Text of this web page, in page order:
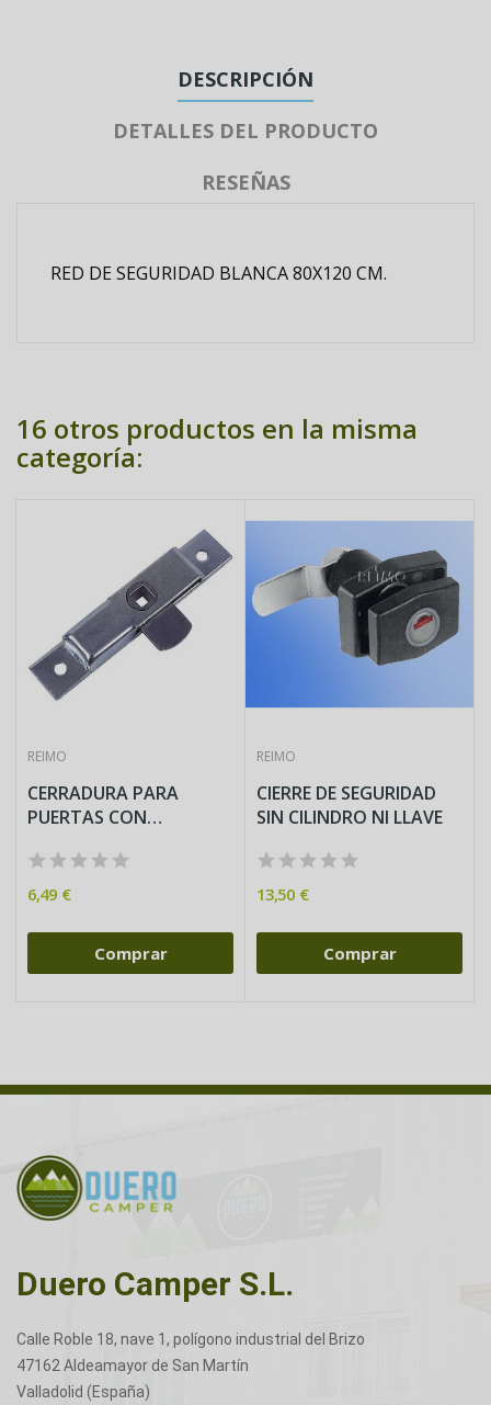
DESCRIPCIÓN
DETALLES DEL PRODUCTO
RESEÑAS
RED DE SEGURIDAD BLANCA 80X120 CM.
16 otros productos en la misma
categoría:
REIMO
CERRADURA PARA
PUERTAS CON
6,49 €
Comprar
REIMO
CIERRE DE SEGURIDAD
SIN CILINDRO NI LLAVE
13,50 €
Comprar
Duero Camper S.L.
Calle Roble 18, nave 1, polígono industrial del Brizo
47162 Aldeamayor de San Martín
Valladolid (España)